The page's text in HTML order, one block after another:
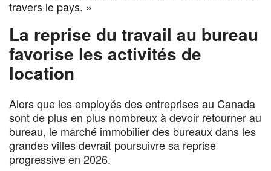
travers le pays. »
La reprise du travail au bureau
favorise les activités de
location
Alors que les employés des entreprises au Canada
sont de plus en plus nombreux à devoir retourner au
bureau, le marché immobilier des bureaux dans les
grandes villes devrait poursuivre sa reprise
progressive en 2026.